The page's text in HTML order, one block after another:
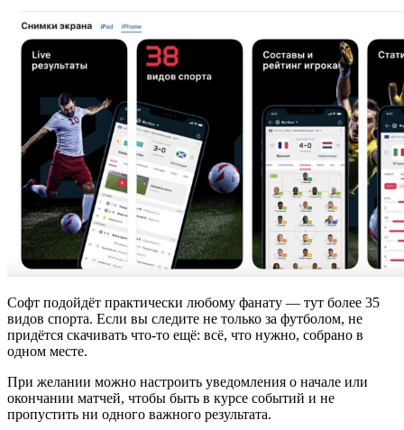
Софт подойдёт практически любому фанату — тут более 35
видов спорта. Если вы следите не только за футболом, не
придётся скачивать что-то ещё: всё, что нужно, собрано в
одном месте.
При желании можно настроить уведомления о начале или
окончании матчей, чтобы быть в курсе событий и не
пропустить ни одного важного результата.